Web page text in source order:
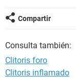
presentó además
voy al baño
Compartir
Consulta también:
Clitoris foro
Clitoris inflamado